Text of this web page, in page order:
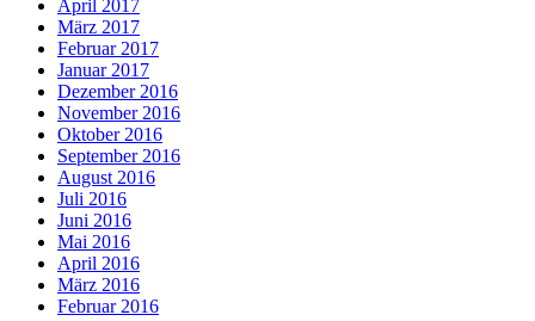
April 2017
März 2017
Februar 2017
Januar 2017
Dezember 2016
November 2016
Oktober 2016
September 2016
August 2016
Juli 2016
Juni 2016
Mai 2016
April 2016
März 2016
Februar 2016